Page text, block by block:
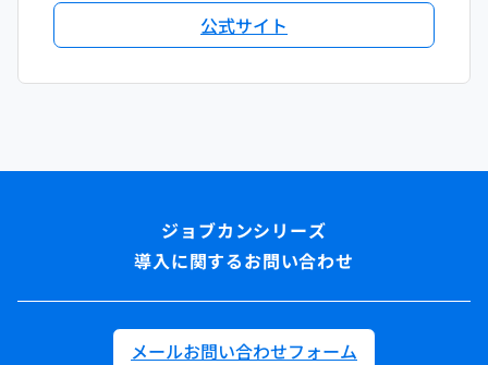
公式サイト
導入に関するお問い合わせ
メールお問い合わせフォーム